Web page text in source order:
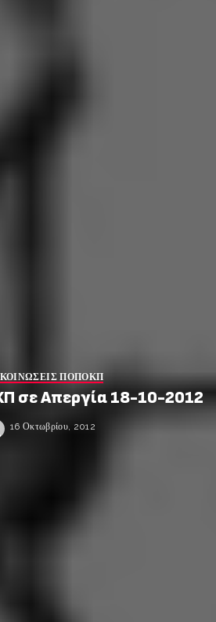
ΠΟΠΟΚΠ
σε Απεργία 18-10-2012
16 Οκτωβρίου, 2012